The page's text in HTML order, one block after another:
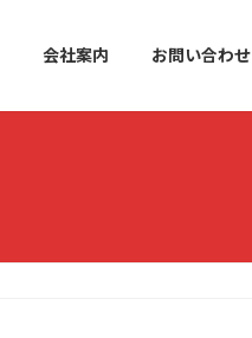
会社案内 お問い合わせ